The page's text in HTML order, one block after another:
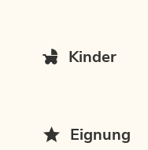
Kinder
Eignung